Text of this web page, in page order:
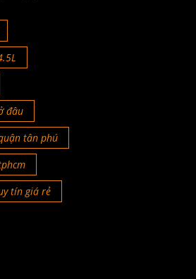
đâu
tân phú
tín giá rẻ